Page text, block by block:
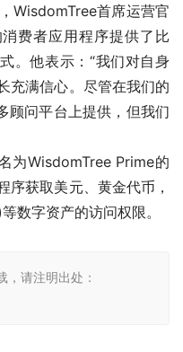
WisdomTree首席运营官
费者应用程序提供了比
。他表示：“我们对自身
充满信心。尽管在我们的
顾问平台上提供，但我们
为WisdomTree Prime的
序获取美元、黄金代币，
数字资产的访问权限。
，请注明出处：